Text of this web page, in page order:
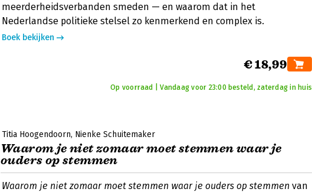
meerderheidsverbanden smeden — en waarom dat in het
Nederlandse politieke stelsel zo kenmerkend en complex is.
Boek bekijken
€ 18,99
Op voorraad | Vandaag voor 23:00 besteld, zaterdag in huis
Titia Hoogendoorn Nienke Schuitemaker
Waarom je niet zomaar moet stemmen waar je
ouders op stemmen
Waarom je niet zomaar moet stemmen waar je ouders op stemmen van